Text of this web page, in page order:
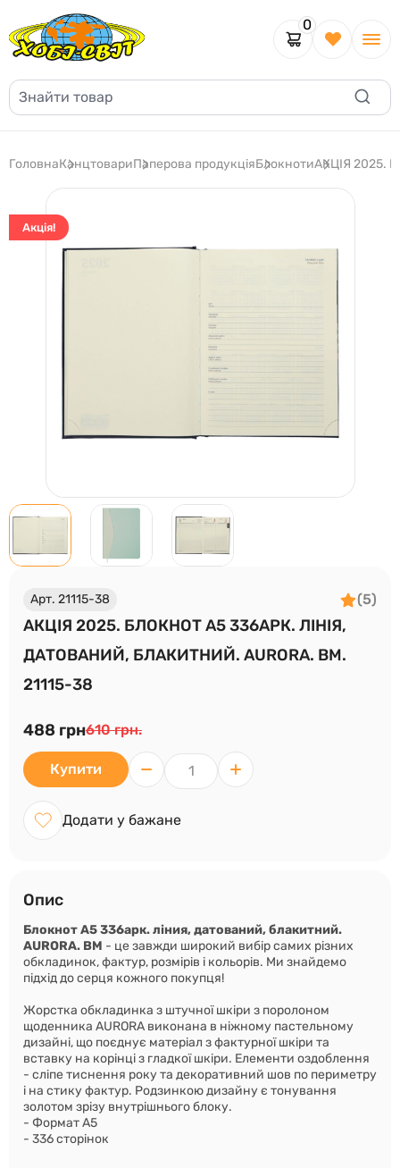
0
ГоловнаКанцтовариПаперова продукціяБлокнотиАКЦІЯ 2025.
Акція!
Арт. 21115-38 (5)
АКЦІЯ 2025. БЛОКНОТ А5 336АРК. ЛІНІЯ,
ДАТОВАНИЙ, БЛАКИТНИЙ. AURORA. ВМ.
21115-38
488 грн610 грн.
Купити
Додати у бажане
Опис
Блокнот А5 336арк. ліния, датований, блакитний.
AURORA. ВМ - це завжди широкий вибір самих різних
обкладинок, фактур, розмірів і кольорів. Ми знайдемо
підхід до серця кожного покупця!
Жорстка обкладинка з штучної шкіри з поролоном
щоденника AURORA виконана в ніжному пастельному
дизайні, що поєднує матеріал з фактурної шкіри та
вставку на корінці з гладкої шкіри. Елементи оздоблення
- сліпе тиснення року та декоративний шов по периметру
і на стику фактур. Родзинкою дизайну є тонування
золотом зрізу внутрішнього блоку.
- Формат А5
- 336 сторінок